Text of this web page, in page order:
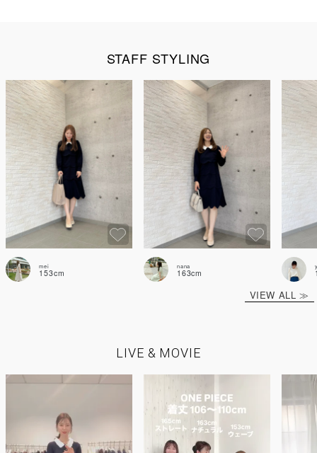
STAFF STYLING
mei
153cm
nana
163cm
VIEW ALL ≫
LIVE & MOVIE